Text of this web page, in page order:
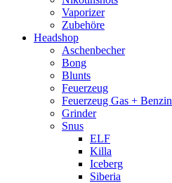
Vaporizer
Zubehöre
Headshop
Aschenbecher
Bong
Blunts
Feuerzeug
Feuerzeug Gas + Benzin
Grinder
Snus
ELF
Killa
Iceberg
Siberia